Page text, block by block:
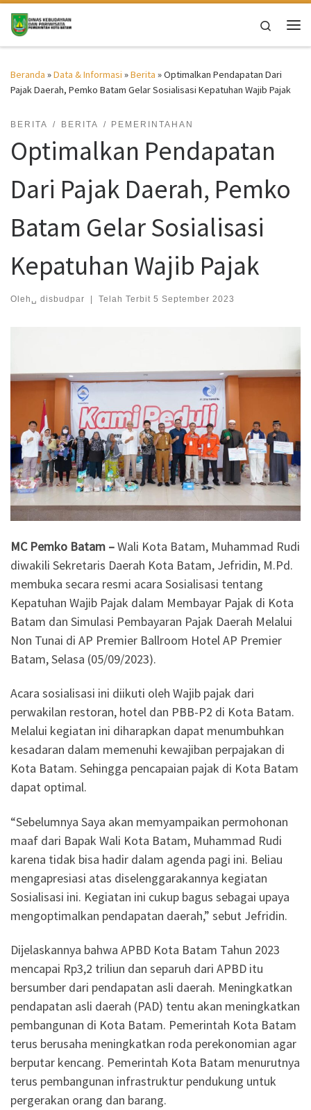
Skip to content
Search
Beranda »Data & Informasi »Berita »Optimalkan Pendapatan Dari
Pajak Daerah, Pemko Batam Gelar Sosialisasi Kepatuhan Wajib Pajak
BERITA BERITA PEMERINTAHAN
Optimalkan Pendapatan
Dari Pajak Daerah, Pemko
Batam Gelar Sosialisasi
Kepatuhan Wajib Pajak
Oleh␣ disbudpar | Telah Terbit 5 September 2023
MC Pemko Batam –Wali Kota Batam, Muhammad Rudi
diwakili Sekretaris Daerah Kota Batam, Jefridin, M.Pd.
membuka secara resmi acara Sosialisasi tentang
Kepatuhan Wajib Pajak dalam Membayar Pajak di Kota
Batam dan Simulasi Pembayaran Pajak Daerah Melalui
Non Tunai di AP Premier Ballroom Hotel AP Premier
Batam, Selasa (05/09/2023).
Acara sosialisasi ini diikuti oleh Wajib pajak dari
perwakilan restoran, hotel dan PBB-P2 di Kota Batam.
Melalui kegiatan ini diharapkan dapat menumbuhkan
kesadaran dalam memenuhi kewajiban perpajakan di
Kota Batam. Sehingga pencapaian pajak di Kota Batam
dapat optimal.
“Sebelumnya Saya akan memyampaikan permohonan
maaf dari Bapak Wali Kota Batam, Muhammad Rudi
karena tidak bisa hadir dalam agenda pagi ini. Beliau
mengapresiasi atas diselenggarakannya kegiatan
Sosialisasi ini. Kegiatan ini cukup bagus sebagai upaya
mengoptimalkan pendapatan daerah,” sebut Jefridin.
Dijelaskannya bahwa APBD Kota Batam Tahun 2023
mencapai Rp3,2 triliun dan separuh dari APBD itu
bersumber dari pendapatan asli daerah. Meningkatkan
pendapatan asli daerah (PAD) tentu akan meningkatkan
pembangunan di Kota Batam. Pemerintah Kota Batam
terus berusaha meningkatkan roda perekonomian agar
berputar kencang. Pemerintah Kota Batam menurutnya
terus pembangunan infrastruktur pendukung untuk
pergerakan orang dan barang.